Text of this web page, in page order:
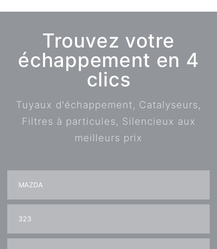
Trouvez votre
échappement en 4
clics
Tuyaux d'échappement, Catalyseurs,
Filtres à particules, Silencieux aux
meilleurs prix